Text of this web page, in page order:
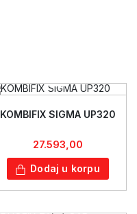
KOMBIFIX SIGMA UP320
27.593,00
Dodaj u korpu